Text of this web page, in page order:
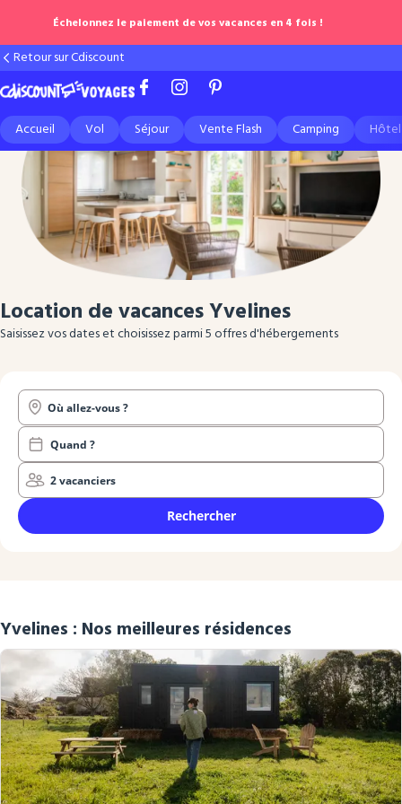
Échelonnez le paiement de vos vacances en 4 fois !
Retour sur Cdiscount
Accueil Vol Séjour Vente Flash Camping Hôtel
Location de vacances Yvelines
Saisissez vos dates et choisissez parmi 5 offres d'hébergements
Où allez-vous ?
Quand ?
2 vacanciers
Rechercher
Yvelines : Nos meilleures résidences